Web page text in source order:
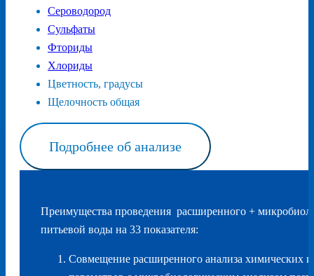
Сероводород
Сульфаты
Фториды
Хлориды
Цветность, градусы
Щелочность общая
Подробнее об анализе
Преимущества проведения расширенного +
питьевой воды на 33 показателя:
Совмещение расширенного анализа химических